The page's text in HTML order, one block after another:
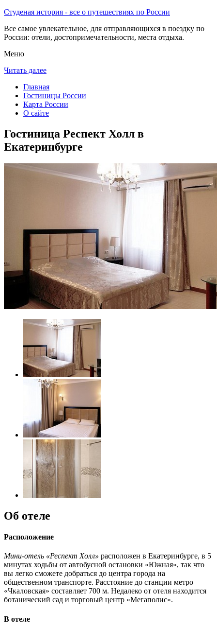
Студеная история - все о путешествиях по России
Все самое увлекательное, для отправляющихся в поездку по
России: отели, достопримечательности, места отдыха.
Меню
Читать далее
Главная
Гостиницы России
Карта России
О сайте
Гостиница Респект Холл в
Екатеринбурге
Об отеле
Расположение
Мини-отель «Респект Холл» расположен в Екатеринбурге, в 5
минутах ходьбы от автобусной остановки «Южная», так что
вы легко сможете добраться до центра города на
общественном транспорте. Расстояние до станции метро
«Чкаловская» составляет 700 м. Недалеко от отеля находится
ботанический сад и торговый центр «Мегаполис».
В отеле